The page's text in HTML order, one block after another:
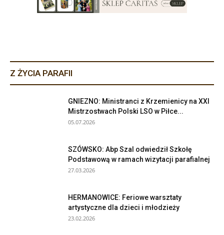
Z ŻYCIA PARAFII
GNIEZNO: Ministranci z Krzemienicy na XXI
Mistrzostwach Polski LSO w Piłce...
05.07.2026
SZÓWSKO: Abp Szal odwiedził Szkołę
Podstawową w ramach wizytacji parafialnej
27.03.2026
HERMANOWICE: Feriowe warsztaty
artystyczne dla dzieci i młodzieży
23.02.2026